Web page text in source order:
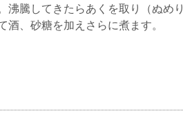
沸騰してきたらあくを取り（ぬめり
、砂糖を加えさらに煮ます。